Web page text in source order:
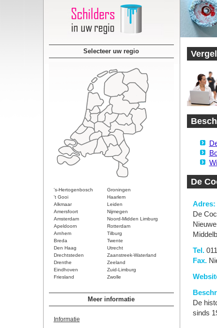
Selecteer uw regio
's-Hertogenbosch
Groningen
't Gooi
Haarlem
Alkmaar
Leiden
Amersfoort
Nijmegen
Amsterdam
Noord-Midden Limburg
Apeldoorn
Rotterdam
Arnhem
Tilburg
Breda
Twente
Den Haag
Utrecht
Drechtsteden
Zaanstreek-Waterland
Drenthe
Zeeland
Eindhoven
Zuid-Limburg
Friesland
Zwolle
Meer informatie
Informatie
De
Adres:
De
Tel.
Fax.
De
sinds